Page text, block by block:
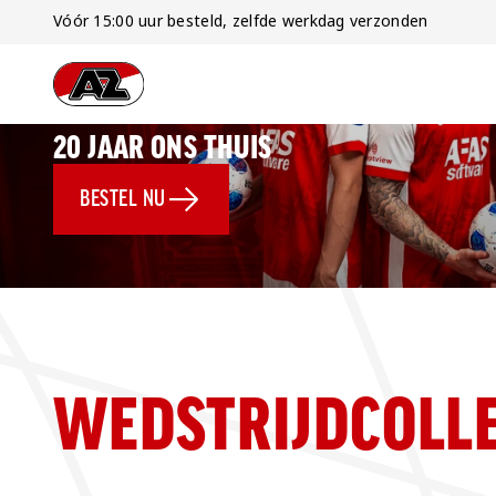
Vóór 15:00 uur besteld, zelfde werkdag verzonden
Ga naar onze homepage
20 JAAR ONS THUIS
BESTEL NU